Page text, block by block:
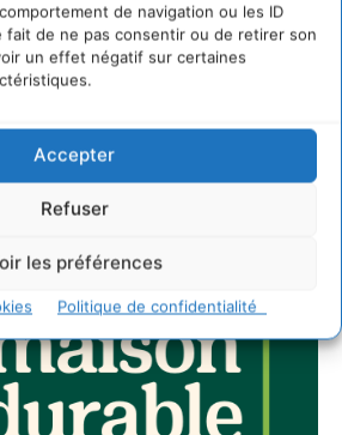
de navigation ou les ID
fait de ne pas consentir ou de retirer son
un effet négatif sur certaines
Accepter
Refuser
les préférences
Politique de confidentialité
JE M'ABONNE